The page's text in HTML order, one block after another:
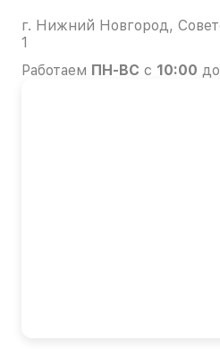
г. Нижний Новгород,
1
Работаем ПН-ВС с 10:00 до